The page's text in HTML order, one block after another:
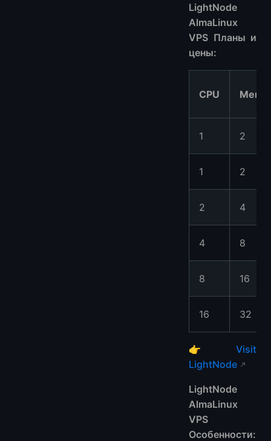
LightNode
AlmaLinux
VPS Планы и
цены:
CPU
1 2
1 2
2 4
4 8
8 16
16 32
👉 Visit
LightNode
LightNode
AlmaLinux
VPS
Особенности: